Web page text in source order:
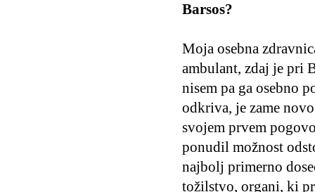
Barsos?
Moja osebna
ambulant, zdaj je pri
nisem pa ga osebno
odkriva, je zame
svojem prvem
ponudil možnost
najbolj primerno
tožilstvo, organi, ki